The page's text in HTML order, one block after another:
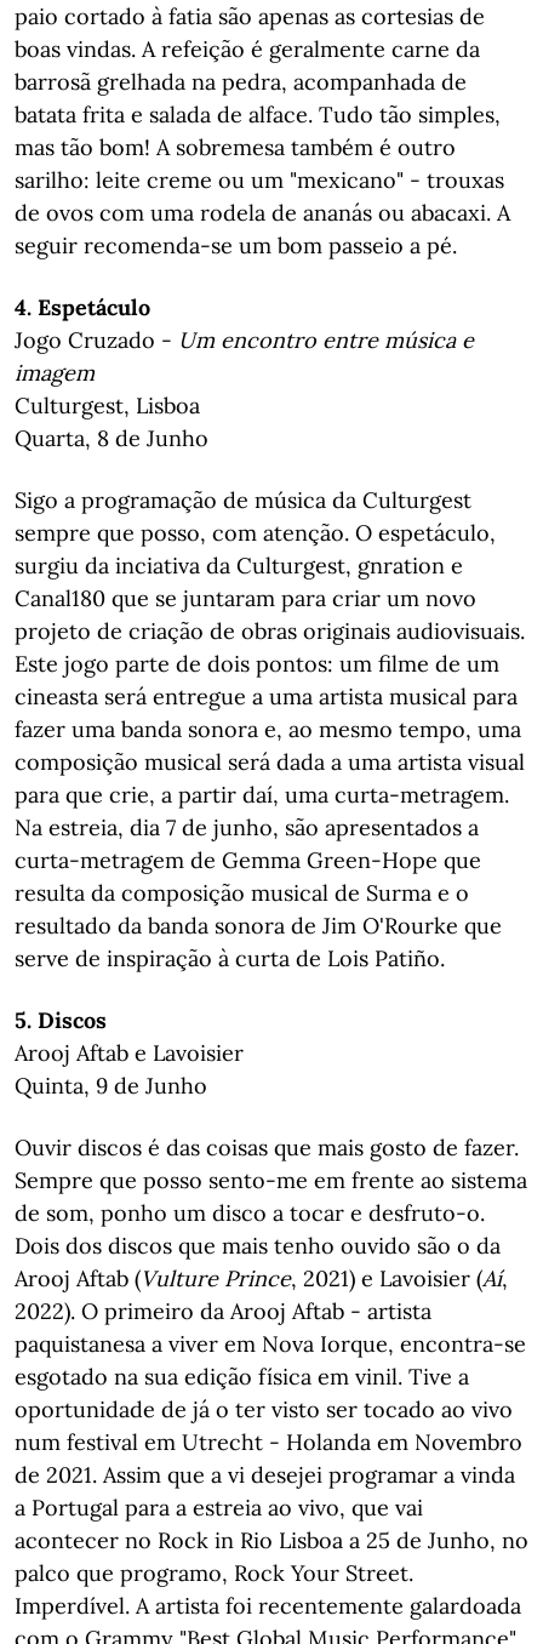
paio cortado à fatia são apenas as cortesias de
boas vindas. A refeição é geralmente carne da
barrosã grelhada na pedra, acompanhada de
batata frita e salada de alface. Tudo tão simples,
mas tão bom! A sobremesa também é outro
sarilho: leite creme ou um "mexicano" - trouxas
de ovos com uma rodela de ananás ou abacaxi. A
seguir recomenda-se um bom passeio a pé.
4. Espetáculo
Jogo Cruzado - Um encontro entre música e
imagem
Culturgest, Lisboa
Quarta, 8 de Junho
Sigo a programação de música da Culturgest
sempre que posso, com atenção. O espetáculo,
surgiu da inciativa da Culturgest, gnration e
Canal180 que se juntaram para criar um novo
projeto de criação de obras originais audiovisuais.
Este jogo parte de dois pontos: um filme de um
cineasta será entregue a uma artista musical para
fazer uma banda sonora e, ao mesmo tempo, uma
composição musical será dada a uma artista visual
para que crie, a partir daí, uma curta-metragem.
Na estreia, dia 7 de junho, são apresentados a
curta-metragem de Gemma Green-Hope que
resulta da composição musical de Surma e o
resultado da banda sonora de Jim O'Rourke que
serve de inspiração à curta de Lois Patiño.
5. Discos
Arooj Aftab e Lavoisier
Quinta, 9 de Junho
Ouvir discos é das coisas que mais gosto de fazer.
Sempre que posso sento-me em frente ao sistema
de som, ponho um disco a tocar e desfruto-o.
Dois dos discos que mais tenho ouvido são o da
Arooj Aftab (Vulture Prince, 2021) e Lavoisier (Aí,
2022). O primeiro da Arooj Aftab - artista
paquistanesa a viver em Nova Iorque, encontra-se
esgotado na sua edição física em vinil. Tive a
oportunidade de já o ter visto ser tocado ao vivo
num festival em Utrecht - Holanda em Novembro
de 2021. Assim que a vi desejei programar a vinda
a Portugal para a estreia ao vivo, que vai
acontecer no Rock in Rio Lisboa a 25 de Junho, no
palco que programo, Rock Your Street.
Imperdível. A artista foi recentemente galardoada